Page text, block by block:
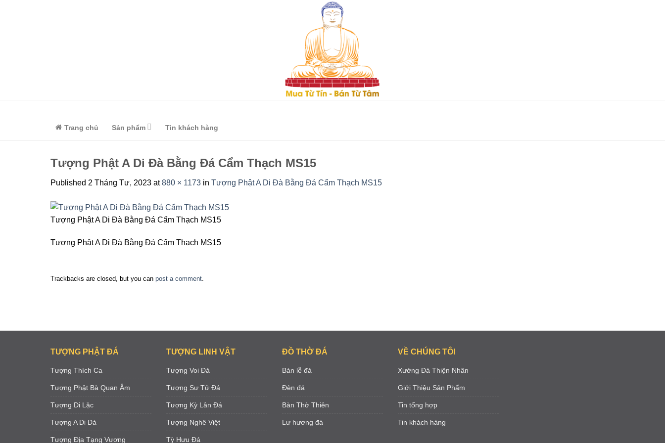
Trang chủ Sản phẩm Tin khách hàng
Tượng Phật A Di Đà Bằng Đá Cẩm Thạch MS15
Published 2 Tháng Tư, 2023 at880 × 1173 in Tượng Phật A Di Đà Bằng Đá Cẩm Thạch MS15
Tượng Phật A Di Đà Bằng Đá Cẩm Thạch MS15
Tượng Phật A Di Đà Bằng Đá Cẩm Thạch MS15
Trackbacks are closed, but you can post a comment
TƯỢNG PHẬT ĐÁ
Tượng Thích Ca
Tượng Phật Bà Quan Âm
Tượng Di Lặc
Tượng A Di Đà
Tượng Địa Tạng Vương
TƯỢNG LINH VẬT
Tượng Voi Đá
Tượng Sư Tử Đá
Tượng Kỳ Lân Đá
Tượng Nghê Việt
Tỳ Hưu Đá
ĐỒ THỜ ĐÁ
Bàn lễ đá
Đèn đá
Bàn Thờ Thiên
Lư hương đá
VỀ CHÚNG TÔI
Xưởng Đá Thiện Nhân
Giới Thiệu Sản Phẩm
Tin tổng hợp
Tin khách hàng